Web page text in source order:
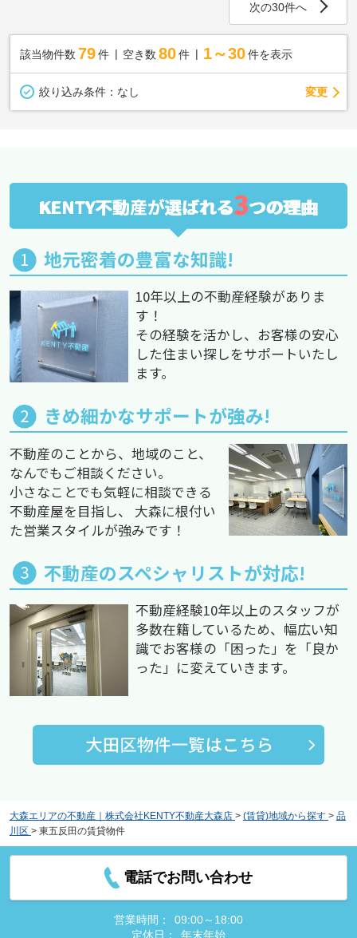
次の30件へ
該当物件数 79件 空き数 80 件 1～30 件を表示
絞り込み条件： なし 変更
KENTY不動産が選ばれる3つの理由
地元密着の豊富な知識!
10年以上の不動産経験がありま
す！
その経験を活かし、お客様の安心
した住まい探しをサポートいたし
ます。
きめ細かなサポートが強み!
不動産のことから、地域のこと、
なんでもご相談ください。
小さなことでも気軽に相談できる
不動産屋を目指し、 大森に根付い
た営業スタイルが強みです！
不動産のスペシャリストが対応!
不動産経験10年以上のスタッフが
多数在籍しているため、幅広い知
識でお客様の「困った」を「良か
った」に変えていきます。
大森エリアの不動産｜株式会社KENTY不動産大森店 > (賃貸)地域から探す > 品
川区 > 東五反田の賃貸物件
電話でお問い合わせ
営業時間：
09:00～18:00
定休日：
年末年始